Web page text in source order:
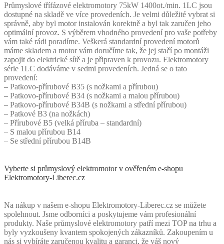
Průmyslové třífázové elektromotory 75kW 1400ot./min. 1LC jsou
dostupné na skladě ve více provedeních. Je velmi důležité vybrat si
správně, aby byl motor instalován korektně a byl tak zaručen jeho
optimální provoz. S výběrem vhodného provedení pro vaše potřeby
vám také rádi poradíme. Veškerá standardní provedení motorů
máme skladem a motor vám doručíme tak, že jej stačí po montáži
zapojit do elektrické sítě a je připraven k provozu. Elektromotory
série 1LC dodáváme v sedmi provedeních. Jedná se o tato
provedení:
– Patkovo-přírubové B35 (s nožkami a přírubou)
– Patkovo-přírubové B34 (s nožkami a malou přírubou)
– Patkovo-přírubové B34B (s nožkami a střední přírubou)
– Patkové B3 (na nožkách)
– Přírubové B5 (velká příruba – standardní)
– S malou přírubou B14
– Se střední přírubou B14B
Vyberte si průmyslový elektromotor v ověřeném e-shopu
Elektromotory-Liberec.cz
Na nákup v našem e-shopu Elektromotory-Liberec.cz se můžete
spolehnout. Jsme odborníci a poskytujeme vám profesionální
produkty. Naše průmyslové elektromotory patří mezi TOP na trhu a
byly vyzkoušeny kvantem spokojených zákazníků. Zakoupením u
nás si vybíráte zaručenou kvalitu a garanci, že váš nový